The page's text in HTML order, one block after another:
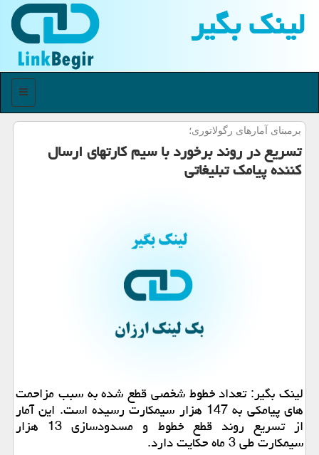
لینك بگیر
منو
برمبنای آمارهای رگولاتوری؛
تسریع در روند برخورد با سیم كارتهای ارسال
كننده پیامك تبلیغاتی
لینك بگیر: تعداد خطوط شخصی قطع شده به سبب مزاحمت
های پیامكی به 147 هزار سیمكارت رسیده است. این آمار
از تسریع روند قطع خطوط و مسدودسازی 13 هزار
سیمكارت طی 3 ماه حكایت دارد.